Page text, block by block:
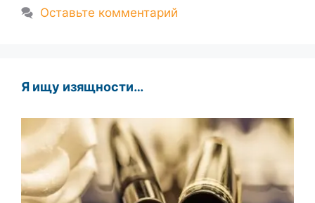
Оставьте комментарий
Я ищу изящности…